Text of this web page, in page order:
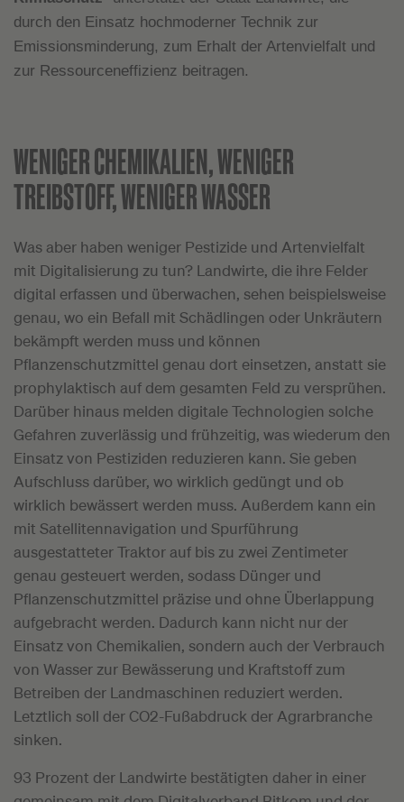
durch den Einsatz hochmoderner Technik zur
Emissionsminderung, zum Erhalt der Artenvielfalt und
zur Ressourceneffizienz beitragen.
WENIGER CHEMIKALIEN, WENIGER
TREIBSTOFF, WENIGER WASSER
Was aber haben weniger Pestizide und Artenvielfalt
mit Digitalisierung zu tun? Landwirte, die ihre Felder
digital erfassen und überwachen, sehen beispielsweise
genau, wo ein Befall mit Schädlingen oder Unkräutern
bekämpft werden muss und können
Pflanzenschutzmittel genau dort einsetzen, anstatt sie
prophylaktisch auf dem gesamten Feld zu versprühen.
Darüber hinaus melden digitale Technologien solche
Gefahren zuverlässig und frühzeitig, was wiederum den
Einsatz von Pestiziden reduzieren kann. Sie geben
Aufschluss darüber, wo wirklich gedüngt und ob
wirklich bewässert werden muss. Außerdem kann ein
mit Satellitennavigation und Spurführung
ausgestatteter Traktor auf bis zu zwei Zentimeter
genau gesteuert werden, sodass Dünger und
Pflanzenschutzmittel präzise und ohne Überlappung
aufgebracht werden. Dadurch kann nicht nur der
Einsatz von Chemikalien, sondern auch der Verbrauch
von Wasser zur Bewässerung und Kraftstoff zum
Betreiben der Landmaschinen reduziert werden.
Letztlich soll der CO2-Fußabdruck der Agrarbranche
sinken.
93 Prozent der Landwirte bestätigten daher in einer